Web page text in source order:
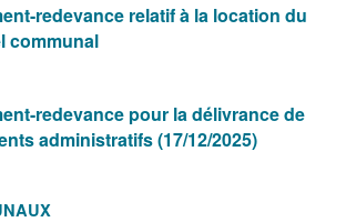
redevance relatif à la location du
communal
redevance pour la délivrance de
administratifs (17/12/2025)